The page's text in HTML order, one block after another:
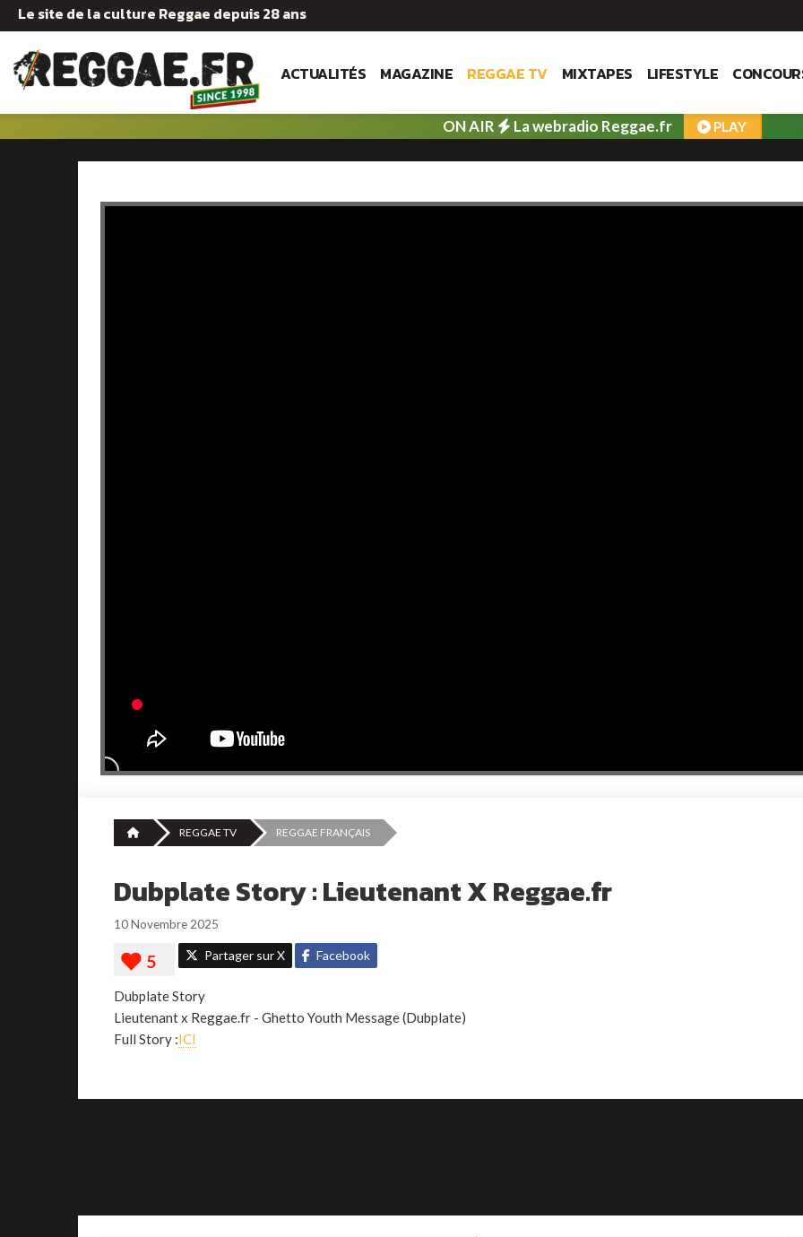
Le site de la culture Reggae depuis 28 ans
ACTUALITÉS MAGAZINE REGGAE TV MIXTAPES LIFESTYLE
ON AIR La webradio Reggae.fr PLAY
REGGAE TV REGGAE FRANÇAIS
Dubplate Story : Lieutenant X Reggae.fr
10 Novembre 2025
Partager sur X Facebook
Dubplate Story
Lieutenant x Reggae.fr - Ghetto Youth Message (Dubplate)
Full Story :ICI